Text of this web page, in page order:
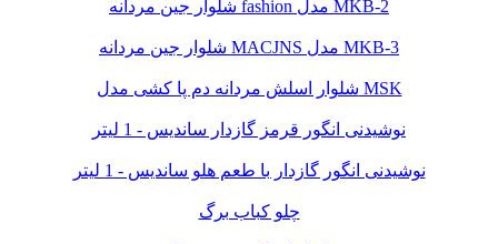
شلوار جین مردانه fashion مدل MKB-2
شلوار جین مردانه MACJNS مدل MKB-3
شلوار اسلش مردانه دم پا کشی مدل MSK
نوشیدنی انگور قرمز گازدار ساندیس - 1 لیتر
نوشیدنی انگور گازدار با طعم هلو ساندیس - 1 لیتر
چلو کباب برگ